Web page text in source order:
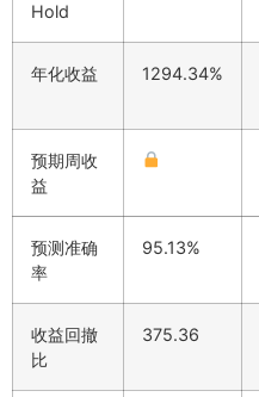
Hold
年化收益 1294.34%
预期周收
益
预测准确
率
95.13%
收益回撤
比
375.36